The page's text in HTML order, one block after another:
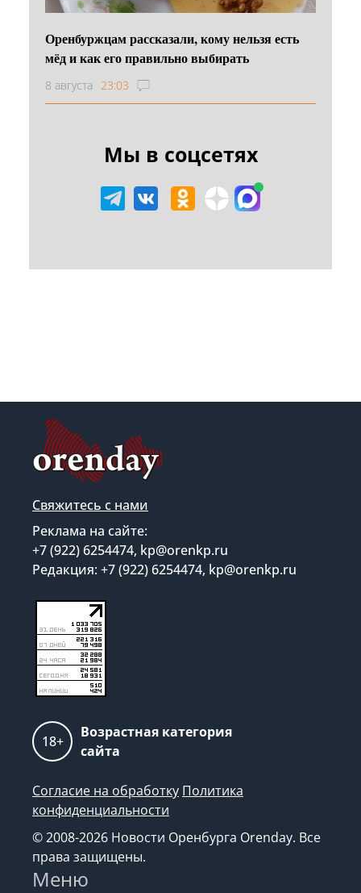
Оренбуржцам рассказали, кому нельзя есть
мёд и как его правильно выбирать
8 августа 23:03
Мы в соцсетях
Свяжитесь с нами
Реклама на сайте:
+7 (922) 6254474, kp@orenkp.ru
Редакция: +7 (922) 6254474, kp@orenkp.ru
18+
Возрастная категория
сайта
Согласие на обработку Политика
конфиденциальности
© 2008-2026 Новости Оренбурга Orenday. Все
права защищены.
Меню